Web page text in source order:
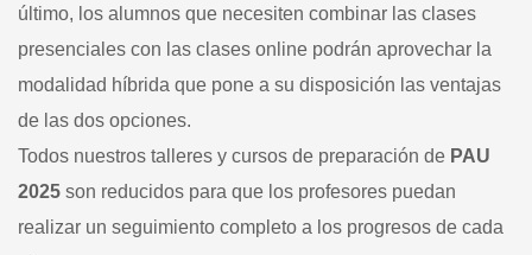
último, los alumnos que necesiten combinar las clases
presenciales con las clases online podrán aprovechar la
modalidad híbrida que pone a su disposición las ventajas
de las dos opciones.
Todos nuestros talleres y cursos de preparación de PAU
2025 son reducidos para que los profesores puedan
realizar un seguimiento completo a los progresos de cada